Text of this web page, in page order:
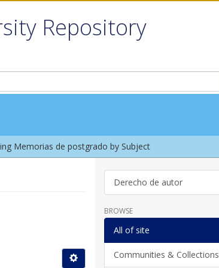
Repository
Memorias de postgrado by Subject
Derecho de autor
BROWSE
All of site
Communities & Collections